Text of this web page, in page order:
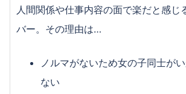
在宅でも働ける？女性に人気なデ
について
女性向けバイト！イベントコンパ
て何をするの？
人間関係や仕事内容の面で楽だと感じ
バー。その理由は…
ノルマがないため女の子同士が
ない